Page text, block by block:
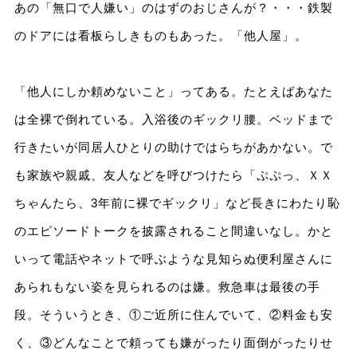
あの「無口で人嫌い」のはずのおじさんが？・・・鉄製
のドアには看板らしきものもあった。「他人屋」。
「他人にしか頼めないこと」ってある。たとえばあなた
は全裸で倒れている。入浴後のギックリ腰。ベッドまで
行きたいが同居人ひとりの助けではらちがあかない。で
も家族や親戚、友人などを呼びつけたら「ぷぷっ、ＸＸ
ちゃんたら、3年前に裸でギックリ」など長きにわたり恥
のエピソードトークを披露されること間違いなし。かと
いって電話やネットで呼ぶような見知らぬ便利屋さんに
あられもない姿を見られるのは嫌。救急車は最後の手
段。そういうとき、①ご近所に住んでいて、②料金も安
く、③どんなことで頼っても嫌がったり面倒がったりせ